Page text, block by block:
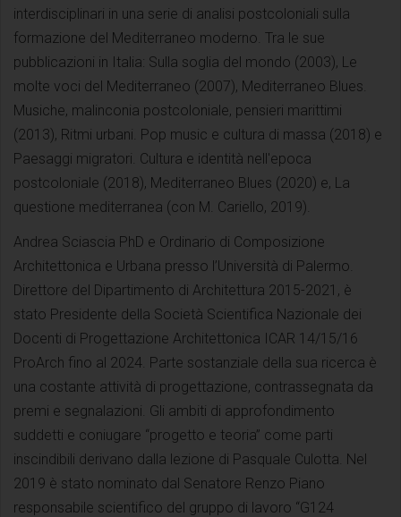
interdisciplinari in una serie di analisi postcoloniali sulla
formazione del Mediterraneo moderno. Tra le sue
pubblicazioni in Italia: Sulla soglia del mondo (2003), Le
molte voci del Mediterraneo (2007), Mediterraneo Blues.
Musiche, malinconia postcoloniale, pensieri marittimi
(2013), Ritmi urbani. Pop music e cultura di massa (2018) e
Paesaggi migratori. Cultura e identità nell'epoca
postcoloniale (2018), Mediterraneo Blues (2020) e, La
questione mediterranea (con M. Cariello, 2019).
Andrea Sciascia PhD e Ordinario di Composizione
Architettonica e Urbana presso l’Università di Palermo.
Direttore del Dipartimento di Architettura 2015-2021, è
stato Presidente della Società Scientifica Nazionale dei
Docenti di Progettazione Architettonica ICAR 14/15/16
ProArch fino al 2024. Parte sostanziale della sua ricerca è
una costante attività di progettazione, contrassegnata da
premi e segnalazioni. Gli ambiti di approfondimento
suddetti e coniugare “progetto e teoria” come parti
inscindibili derivano dalla lezione di Pasquale Culotta. Nel
2019 è stato nominato dal Senatore Renzo Piano
responsabile scientifico del gruppo di lavoro “G124